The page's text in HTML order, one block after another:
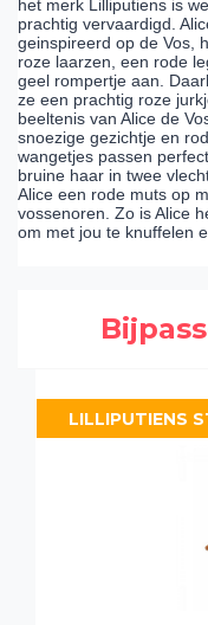
het merk Lilliputiens is
prachtig vervaardigd.
geinspireerd op de Vos,
roze laarzen, een rode
geel rompertje aan.
ze een prachtig roze
beeltenis van Alice de
snoezige gezichtje en
wangetjes passen
bruine haar in twee
Alice een rode muts op
vossenoren. Zo is Alice
om met jou te knuffelen
LILLIPUTIENS